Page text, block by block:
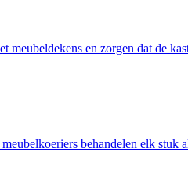
meubeldekens en zorgen dat de
behandelen elk stuk